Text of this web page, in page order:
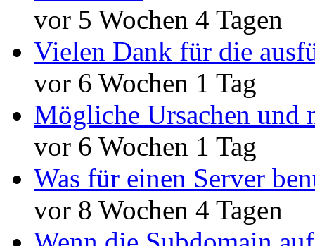
vor 5 Wochen 4 Tagen
Vielen Dank für die
vor 6 Wochen 1 Tag
Mögliche Ursachen und
vor 6 Wochen 1 Tag
Was für einen Server
vor 8 Wochen 4 Tagen